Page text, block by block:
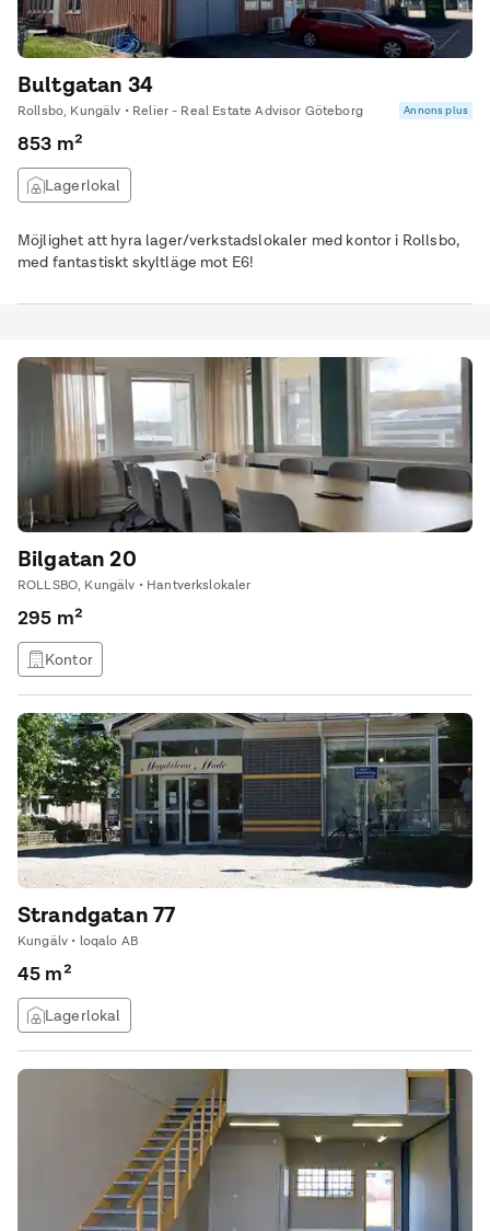
Bultgatan 34
Rollsbo, Kungälv • Relier - Real Estate Advisor Göteborg Annons plus
853 m²
Lagerlokal
Möjlighet att hyra lager/verkstadslokaler med kontor i Rollsbo,
med fantastiskt skyltläge mot E6!
Bilgatan 20
ROLLSBO, Kungälv • Hantverkslokaler
295 m²
Kontor
Strandgatan 77
Kungälv • loqalo AB
45 m²
Lagerlokal